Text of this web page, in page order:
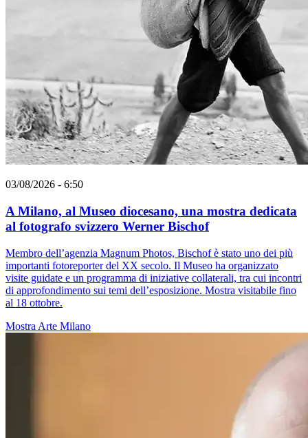
03/08/2026 - 6:50
A Milano, al Museo diocesano, una mostra dedicata
al fotografo svizzero Werner Bischof
Membro dell’agenzia Magnum Photos, Bischof è stato uno dei più
importanti fotoreporter del XX secolo. Il Museo ha organizzato
visite guidate e un programma di iniziative collaterali, tra cui incontri
di approfondimento sui temi dell’esposizione. Mostra visitabile fino
al 18 ottobre.
Mostra Arte Milano